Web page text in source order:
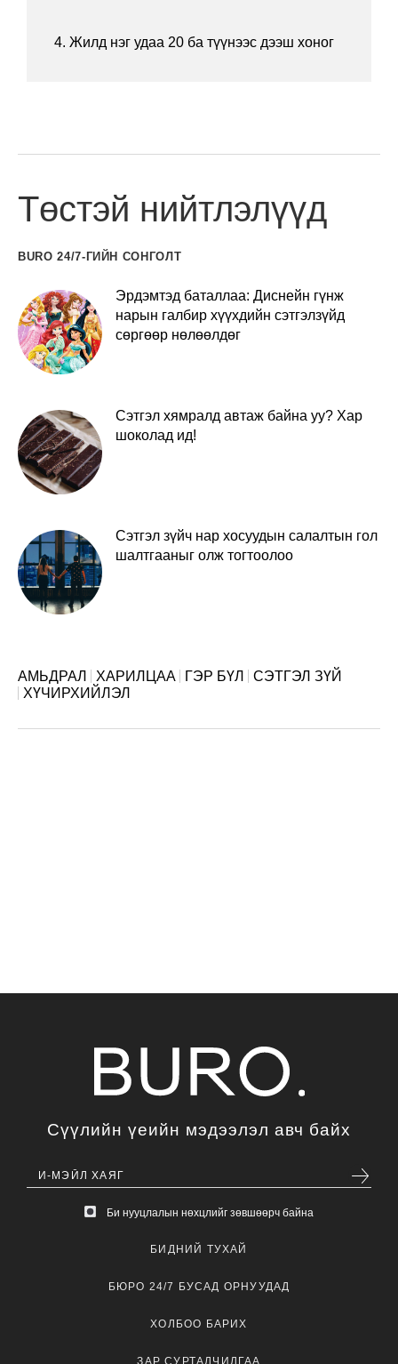
4. Жилд нэг удаа 20 ба түүнээс дээш хоног
Төстэй нийтлэлүүд
BURO 24/7-ГИЙН СОНГОЛТ
Эрдэмтэд баталлаа: Диснейн гүнж
нарын галбир хүүхдийн сэтгэлзүйд
сөргөөр нөлөөлдөг
Сэтгэл хямралд автаж байна уу? Хар
шоколад ид!
Сэтгэл зүйч нар хосуудын салалтын гол
шалтгааныг олж тогтоолоо
АМЬДРАЛ ХАРИЛЦАА ГЭР БҮЛ
СЭТГЭЛ ЗҮЙ
ХҮЧИРХИЙЛЭЛ
Сүүлийн үеийн мэдээлэл авч байх
Би нууцлалын нөхцлийг зөвшөөрч байна
БИДНИЙ ТУХАЙ
БЮРО 24/7 БУСАД ОРНУУДАД
ХОЛБОО БАРИХ